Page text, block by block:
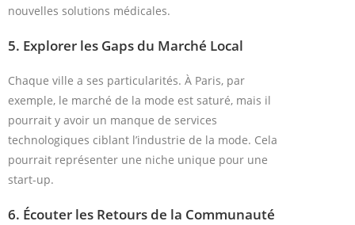
nouvelles solutions médicales.
5. Explorer les Gaps du Marché Local
Chaque ville a ses particularités. À Paris, par
exemple, le marché de la mode est saturé, mais il
pourrait y avoir un manque de services
technologiques ciblant l’industrie de la mode. Cela
pourrait représenter une niche unique pour une
start-up.
6. Écouter les Retours de la Communauté